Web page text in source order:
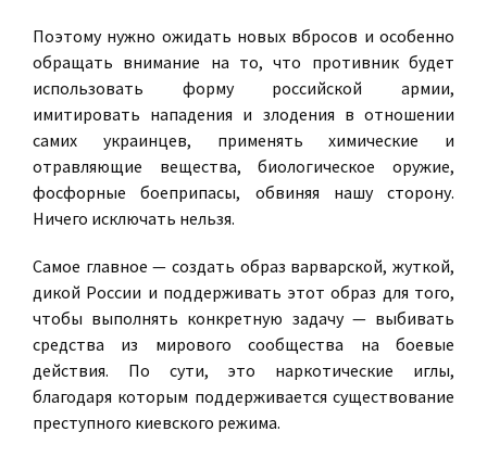
Поэтому нужно ожидать новых вбросов и особенно
обращать внимание на то, что противник будет
использовать форму российской армии,
имитировать нападения и злодения в отношении
самих украинцев, применять химические и
отравляющие вещества, биологическое оружие,
фосфорные боеприпасы, обвиняя нашу сторону.
Ничего исключать нельзя.
Самое главное — создать образ варварской, жуткой,
дикой России и поддерживать этот образ для того,
чтобы выполнять конкретную задачу — выбивать
средства из мирового сообщества на боевые
действия. По сути, это наркотические иглы,
благодаря которым поддерживается существование
преступного киевского режима.